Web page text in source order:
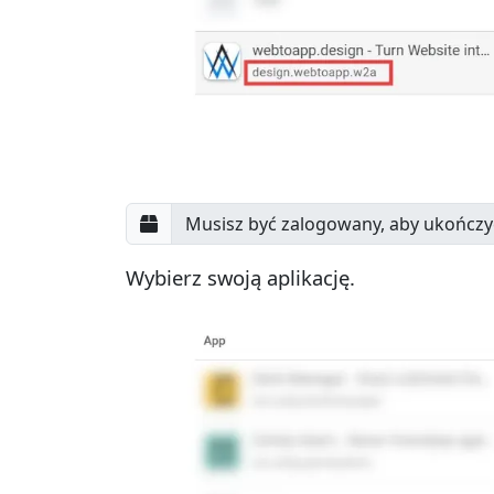
Wybierz swoją aplikację.